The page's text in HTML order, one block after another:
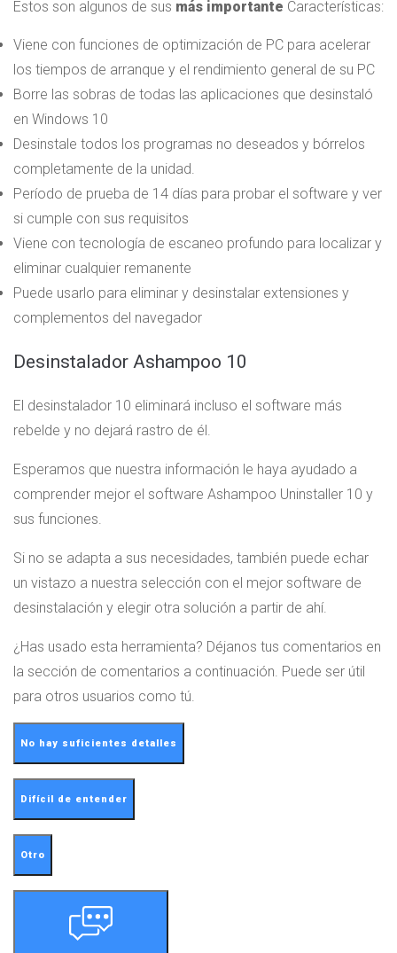
Éstos son algunos de sus más importante Características:
Viene con funciones de optimización de PC para acelerar
los tiempos de arranque y el rendimiento general de su PC
Borre las sobras de todas las aplicaciones que desinstaló
en Windows 10
Desinstale todos los programas no deseados y bórrelos
completamente de la unidad.
Período de prueba de 14 días para probar el software y ver
si cumple con sus requisitos
Viene con tecnología de escaneo profundo para localizar y
eliminar cualquier remanente
Puede usarlo para eliminar y desinstalar extensiones y
complementos del navegador
Desinstalador Ashampoo 10
El desinstalador 10 eliminará incluso el software más
rebelde y no dejará rastro de él.
Esperamos que nuestra información le haya ayudado a
comprender mejor el software Ashampoo Uninstaller 10 y
sus funciones.
Si no se adapta a sus necesidades, también puede echar
un vistazo a nuestra selección con el mejor software de
desinstalación y elegir otra solución a partir de ahí.
¿Has usado esta herramienta? Déjanos tus comentarios en
la sección de comentarios a continuación. Puede ser útil
para otros usuarios como tú.
No hay suficientes detalles
Difícil de entender
Otro